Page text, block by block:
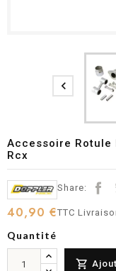

Accessoire Rotule
Rcx
Share:
40,90 €TTC
Quantité
